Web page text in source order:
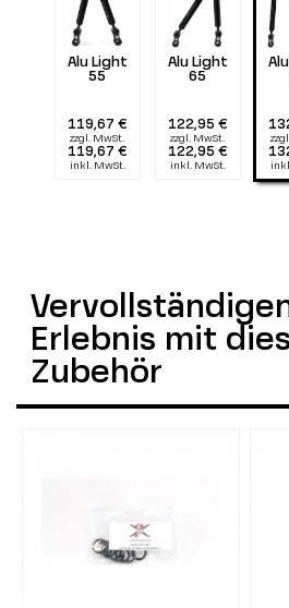
Alu Light
55
119,67 €
zzgl. MwSt.
119,67 €
inkl. MwSt.
Alu Light
65
122,95 €
zzgl. MwSt.
122,95 €
inkl. MwSt.
Erlebnis mit
Zubehör